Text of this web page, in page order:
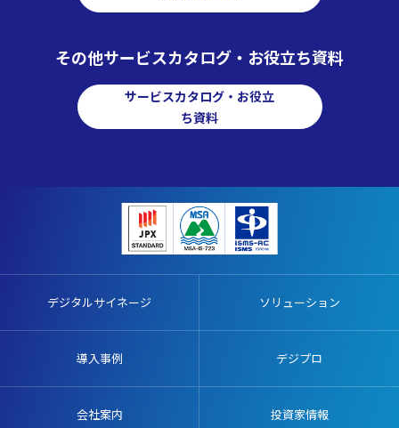
その他サービスカタログ・お役立ち資料
サービスカタログ・お役立
ち資料
デジタルサイネージ ソリューション
導入事例 デジプロ
会社案内 投資家情報